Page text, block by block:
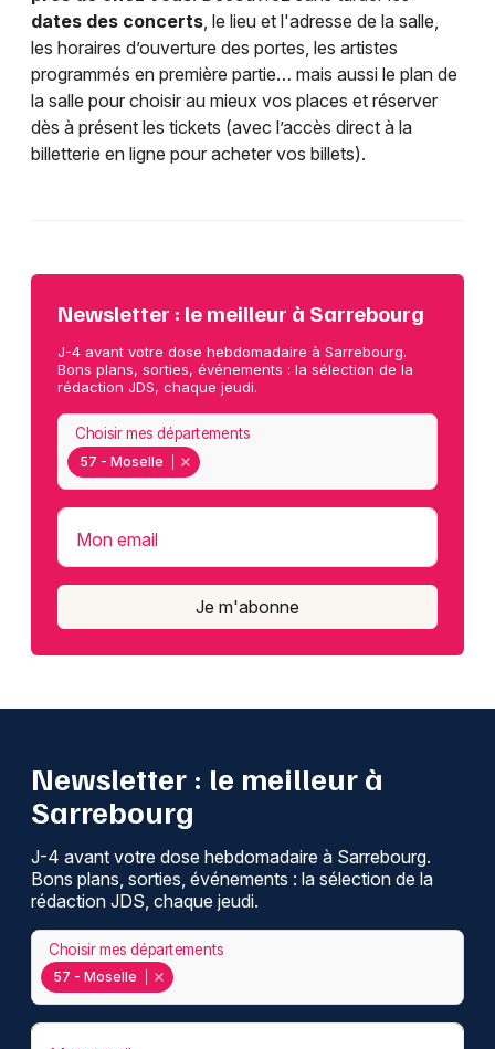
dates des concerts, le lieu et l'adresse de la salle,
les horaires d’ouverture des portes, les artistes
programmés en première partie… mais aussi le plan de
la salle pour choisir au mieux vos places et réserver
dès à présent les tickets (avec l’accès direct à la
billetterie en ligne pour acheter vos billets).
Newsletter : le meilleur à Sarrebourg
J-4 avant votre dose hebdomadaire à Sarrebourg.
Bons plans, sorties, événements : la sélection de la
rédaction JDS, chaque jeudi.
57 - Moselle
Choisir mes départements
Mon email
Je m'abonne
Newsletter : le meilleur à
Sarrebourg
J-4 avant votre dose hebdomadaire à Sarrebourg.
Bons plans, sorties, événements : la sélection de la
rédaction JDS, chaque jeudi.
57 - Moselle
Choisir mes départements